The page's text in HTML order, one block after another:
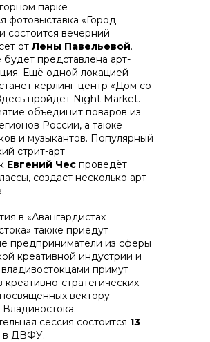
парке
фотовыставка «Город
состоится вечерний
от Лены Павельевой.
представлена арт-
Ещё одной локацией
кёрлинг-центр «Дом со
пройдёт Night Market.
объединит поваров из
России, а также
и музыкантов. Популярный
стрит-арт
Евгений Чес проведёт
создаст несколько арт-
в «Авангардистах
также приедут
предприниматели из сферы
креативной индустрии и
примут
креативно-стратегических
вектору
Владивостока.
сессия состоится 13
в ДВФУ.